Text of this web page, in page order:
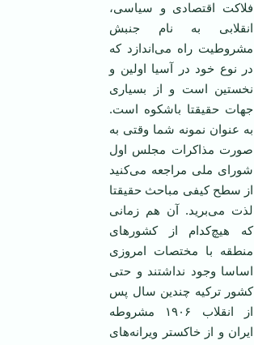
فلاکت اقتصادی و سیاسی،
انقلابی به نام جنبش
مشروطیت راه می‌اندازد که
در نوع خود در آسیا اولین و
نخستین است و از بسیاری
جهات حقیقتا باشکوه است.
به عنوان نمونه شما وقتی به
صورت مذاکرات مجلس اول
شورای ملی مراجعه می‌کنید
از سطح کیفی مباحث حقیقتا
لذت می‌برید. آن هم زمانی
که هیچ‌کدام از کشورهای
منطقه با مختصات امروزی
اساسا وجود نداشتند و حتی
کشور ترکیه چندین سال پس
از انقلاب ۱۹۰۶ مشروطه
ایران و از خاکستر ویرانه‌های